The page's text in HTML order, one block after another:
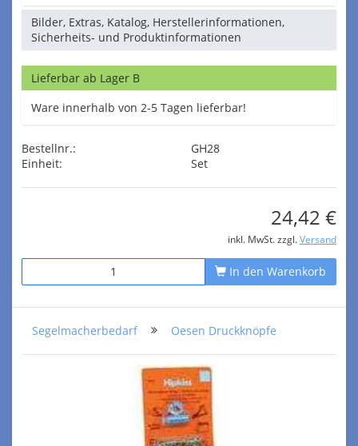
Bilder, Extras, Katalog, Herstellerinformationen,
Sicherheits- und Produktinformationen
Lieferbar ab Lager B
Ware innerhalb von 2-5 Tagen lieferbar!
Bestellnr.:
GH28
Einheit:
Set
24,42 €
inkl. MwSt. zzgl. Versand
In den Warenkorb
Segelmacherbedarf Oesen Druckknöpfe